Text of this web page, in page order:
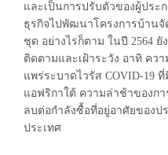
และเป็นการปรับตัวของผู้ประ
ธุรกิจไปพัฒนาโครงการบ้านจั
ชุด อย่างไรก็ตาม ในปี 2564
ติดตามและเฝ้าระวัง อาทิ ค
แพร่ระบาดไวรัส COVID-19
แอฟริกาใต้ ความล่าช้าของก
ลบต่อกำลังซื้อที่อยู่อาศัยของ
ประเทศ